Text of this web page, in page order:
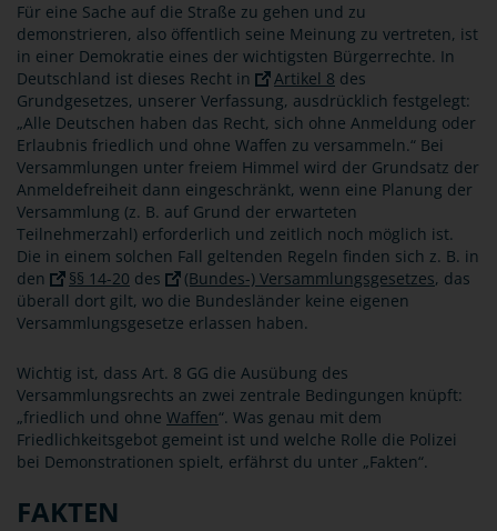
Für eine Sache auf die Straße zu gehen und zu
demonstrieren, also öffentlich seine Meinung zu vertreten, ist
in einer Demokratie eines der wichtigsten Bürgerrechte. In
Deutschland ist dieses Recht in
Artikel 8 des
Grundgesetzes, unserer Verfassung, ausdrücklich festgelegt:
„Alle Deutschen haben das Recht, sich ohne Anmeldung oder
Erlaubnis friedlich und ohne Waffen zu versammeln.“ Bei
Versammlungen unter freiem Himmel wird der Grundsatz der
Anmeldefreiheit dann eingeschränkt, wenn eine Planung der
Versammlung (z. B. auf Grund der erwarteten
Teilnehmerzahl) erforderlich und zeitlich noch möglich ist.
Die in einem solchen Fall geltenden Regeln finden sich z. B. in
den
§§ 14-20 des (Bundes-) Versammlungsgesetzes, das
überall dort gilt, wo die Bundesländer keine eigenen
Versammlungsgesetze erlassen haben.
Wichtig ist, dass Art. 8 GG die Ausübung des
Versammlungsrechts an zwei zentrale Bedingungen knüpft:
„friedlich und ohne Waffen“. Was genau mit dem
Friedlichkeitsgebot gemeint ist und welche Rolle die Polizei
bei Demonstrationen spielt, erfährst du unter „Fakten“.
FAKTEN